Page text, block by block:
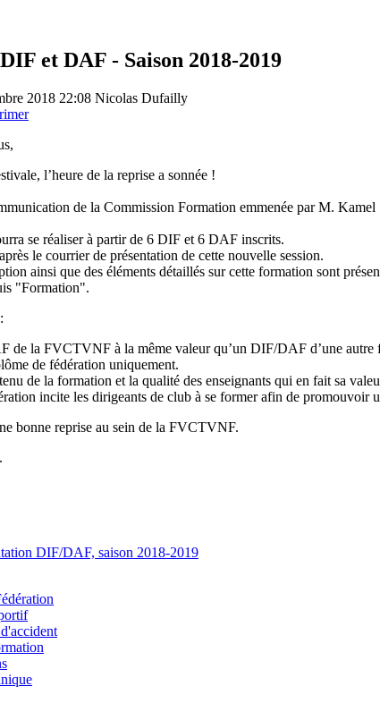
et DAF - Saison 2018-2019
2018 22:08 Nicolas Dufailly
l’heure de la reprise a sonnée !
de la Commission Formation emmenée par M.
se réaliser à partir de 6 DIF et 6 DAF inscrits.
le courrier de présentation de cette nouvelle session.
ainsi que des éléments détaillés sur cette formation sont
"Formation".
de la FVCTVNF à la même valeur qu’un DIF/DAF d’une autre
de fédération uniquement.
de la formation et la qualité des enseignants qui en fait sa
incite les dirigeants de club à se former afin de promouvoir
bonne reprise au sein de la FVCTVNF.
DIF/DAF, saison 2018-2019